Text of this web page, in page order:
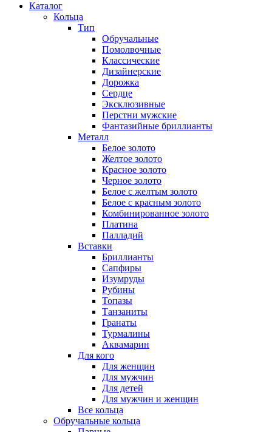
Каталог
Кольца
Тип
Обручальные
Помолвочные
Классические
Дизайнерские
Дорожка
Сердце
Эксклюзивные
Перстни мужские
Фантазийные бриллианты
Металл
Белое золото
Желтое золото
Красное золото
Черное золото
Белое с желтым золото
Белое с красным золото
Комбинированное золото
Платина
Палладий
Вставки
Бриллианты
Сапфиры
Изумруды
Рубины
Топазы
Танзаниты
Гранаты
Турмалины
Аквамарин
Для кого
Для женщин
Для мужчин
Для детей
Для мужчин и женщин
Все кольца
Обручальные кольца